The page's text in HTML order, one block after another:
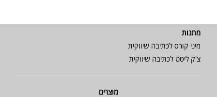
מתנות
מיני קורס לכתיבה שיווקית
צ'ק ליסט לכתיבה שיווקית
מוצרים